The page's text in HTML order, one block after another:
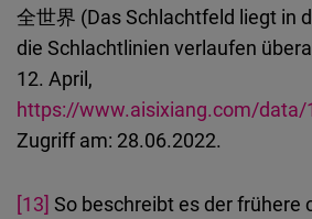
全世界 (Das Schlachtfeld liegt in
die Schlachtlinien verlaufen
12. April,
https://www.aisixiang.com/data/
Zugriff am: 28.06.2022.
[13] So beschreibt es der frühere